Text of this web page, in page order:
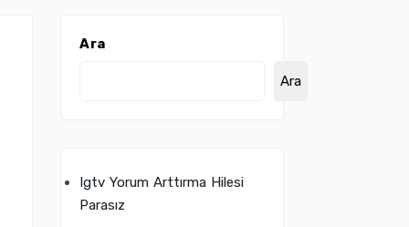
Ara
Ara
Igtv Yorum Arttırma Hilesi
Parasız